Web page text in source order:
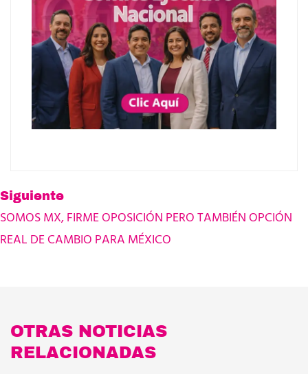
Siguiente
SOMOS MX, FIRME OPOSICIÓN PERO TAMBIÉN OPCIÓN
REAL DE CAMBIO PARA MÉXICO
OTRAS NOTICIAS
RELACIONADAS